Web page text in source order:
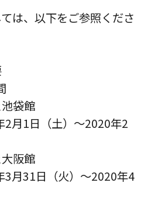
は、以下をご参照くださ
袋館
2月1日（土）～2020年2
阪館
3月31日（火）～2020年4